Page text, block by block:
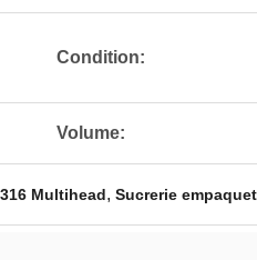
Condition:
Volume:
Multihead, Sucrerie